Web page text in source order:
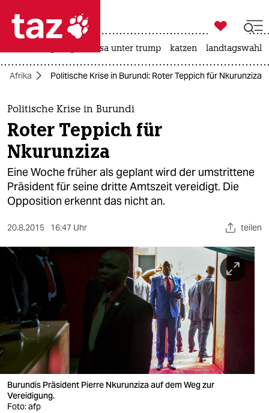
 taz zahl ich
taz zahl ich
themen
politik
öko
gesellschaft
sport
nord
wahrheit
verlag
verlag
veranstaltungen

taz zahl ich
usa unter trump katzen landtagswahl
Afrika Politische Krise in Burundi: Roter Teppich für Nkurunziza
Politische Krise in Burundi
Roter Teppich für
Nkurunziza
Eine Woche früher als geplant wird der umstrittene
Präsident für seine dritte Amtszeit vereidigt. Die
Opposition erkennt das nicht an.
20.8.2015 16:47 Uhr teilen
Burundis Präsident Pierre Nkurunziza auf dem Weg zur
Vereidigung.
Foto: afp